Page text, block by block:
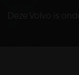
Deze Volvo is